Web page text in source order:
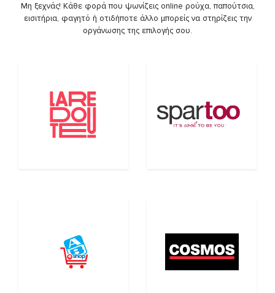
Μη ξεχνάς! Κάθε φορά που ψωνίζεις online ρούχα, παπούτσια,
εισιτήρια, φαγητό ή οτιδήποτε άλλο μπορείς να στηρίζεις την
οργάνωσης της επιλογής σου.